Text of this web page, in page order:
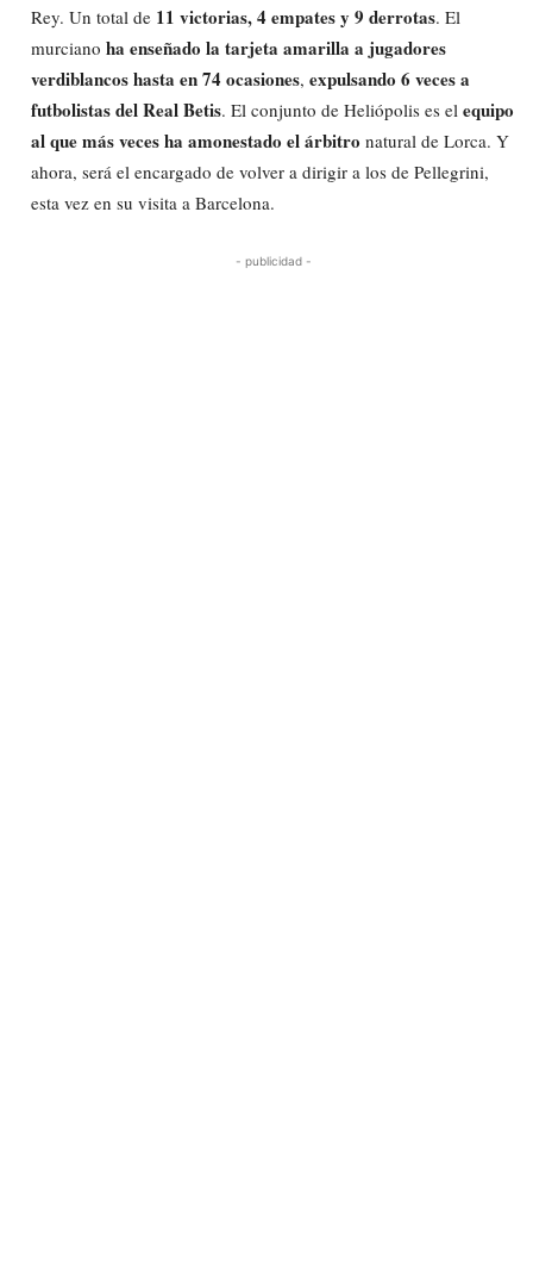
Rey. Un total de 11 victorias, 4 empates y 9 derrotas. El
murciano ha enseñado la tarjeta amarilla a jugadores
verdiblancos hasta en 74 ocasiones, expulsando 6 veces a
futbolistas del Real Betis. El conjunto de Heliópolis es el equipo
al que más veces ha amonestado el árbitro natural de Lorca. Y
ahora, será el encargado de volver a dirigir a los de Pellegrini,
esta vez en su visita a Barcelona.
- publicidad -